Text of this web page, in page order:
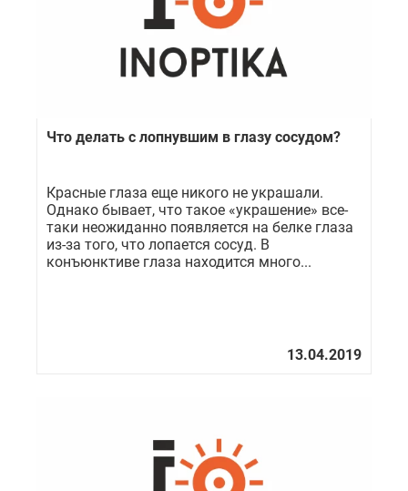
Что делать с лопнувшим в глазу сосудом?
Красные глаза еще никого не украшали.
Однако бывает, что такое «украшение» все-
таки неожиданно появляется на белке глаза
из-за того, что лопается сосуд. В
конъюнктиве глаза находится много...